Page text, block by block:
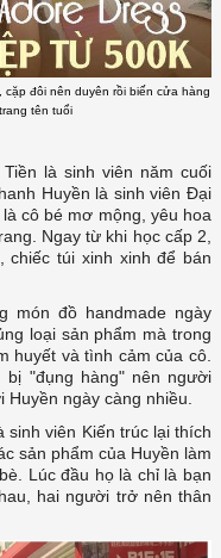
cặp đôi nên duyên rồi biến cửa hàng
tên tuổi
là sinh viên năm cuối
Huyền là sinh viên Đại
cô bé mơ mộng, yêu hoa
Ngay từ khi học cấp 2,
chiếc túi xinh xinh để bán
loại sản phẩm mà trong
huyết và tình cảm của cô.
bị "đụng hàng" nên người
sản phẩm của Huyền làm
Lúc đầu họ là chỉ là bạn
hai người trở nên thân